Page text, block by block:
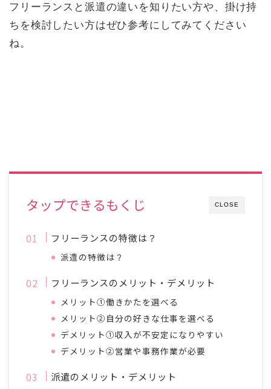
フリーランスと派遣の違いを知りたい方や、掛け持
ちを検討したい方はぜひ参考にしてみてください
ね。
CLOSE
タップできるもくじ
フリーランスの特徴は？
派遣の特徴は？
フリーランスのメリット・デメリット
メリット①働きかたを選べる
メリット②自分の好きな仕事を選べる
デメリット①収入が不安定になりやすい
デメリット②営業や事務作業が必要
派遣のメリット・デメリット